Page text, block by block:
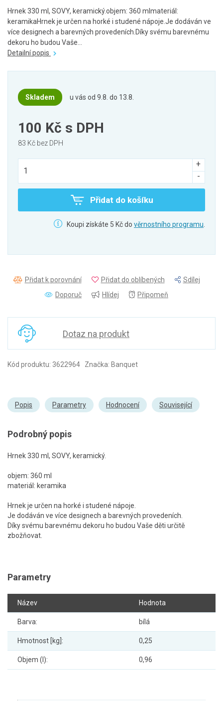
Hrnek 330 ml, SOVY, keramický.objem: 360 mlmateriál:
keramikaHrnek je určen na horké i studené nápoje.Je dodáván ve
více designech a barevných provedeních.Díky svému barevnému
dekoru ho budou Vaše...
Detailní popis
Skladem u vás od 9.8. do 13.8.
100 Kč s DPH
83 Kč bez DPH
Přidat do košíku
Koupi získáte 5 Kč do věrnostního programu.
Přidat k porovnání Přidat do oblíbených
Sdílej
Doporuč
Hlídej Připomeň
Dotaz na produkt
Kód produktu: 3622964 Značka: Banquet
Popis Parametry Hodnocení Související
Podrobný popis
Hrnek 330 ml, SOVY, keramický.
objem: 360 ml
materiál: keramika
Hrnek je určen na horké i studené nápoje.
Je dodáván ve více designech a barevných provedeních.
Díky svému barevnému dekoru ho budou Vaše děti určitě
zbožňovat.
Parametry
Název Hodnota
Barva: bílá
Hmotnost [kg]: 0,25
Objem (l): 0,96